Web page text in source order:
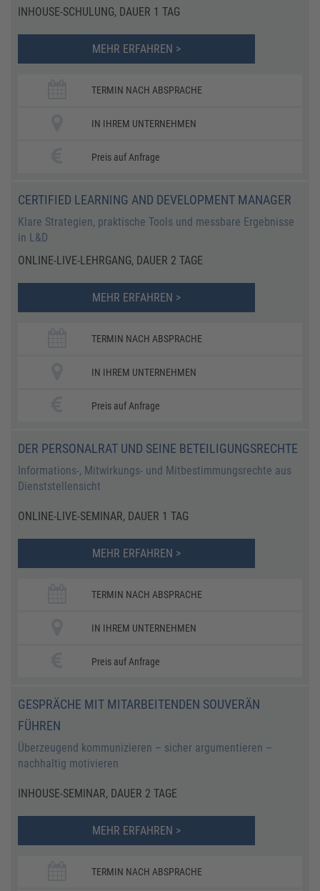
INHOUSE-SCHULUNG, DAUER 1 TAG
MEHR ERFAHREN >
TERMIN NACH ABSPRACHE
IN IHREM UNTERNEHMEN
Preis auf Anfrage
CERTIFIED LEARNING AND DEVELOPMENT MANAGER
Klare Strategien, praktische Tools und messbare Ergebnisse
in L&D
ONLINE-LIVE-LEHRGANG, DAUER 2 TAGE
MEHR ERFAHREN >
TERMIN NACH ABSPRACHE
IN IHREM UNTERNEHMEN
Preis auf Anfrage
DER PERSONALRAT UND SEINE BETEILIGUNGSRECHTE
Informations-, Mitwirkungs- und Mitbestimmungsrechte aus
Dienststellensicht
ONLINE-LIVE-SEMINAR, DAUER 1 TAG
MEHR ERFAHREN >
TERMIN NACH ABSPRACHE
IN IHREM UNTERNEHMEN
Preis auf Anfrage
GESPRÄCHE MIT MITARBEITENDEN SOUVERÄN
FÜHREN
Überzeugend kommunizieren – sicher argumentieren –
nachhaltig motivieren
INHOUSE-SEMINAR, DAUER 2 TAGE
MEHR ERFAHREN >
TERMIN NACH ABSPRACHE